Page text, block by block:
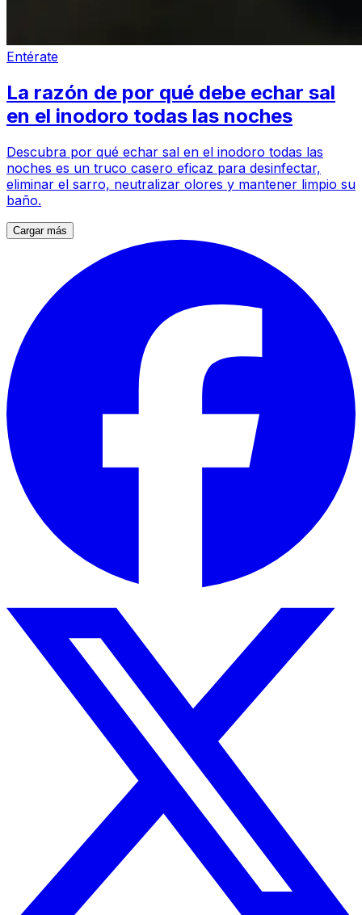
Entérate
La razón de por qué debe echar sal
en el inodoro todas las noches
Descubra por qué echar sal en el inodoro todas las
noches es un truco casero eficaz para desinfectar,
eliminar el sarro, neutralizar olores y mantener limpio su
baño.
Cargar más